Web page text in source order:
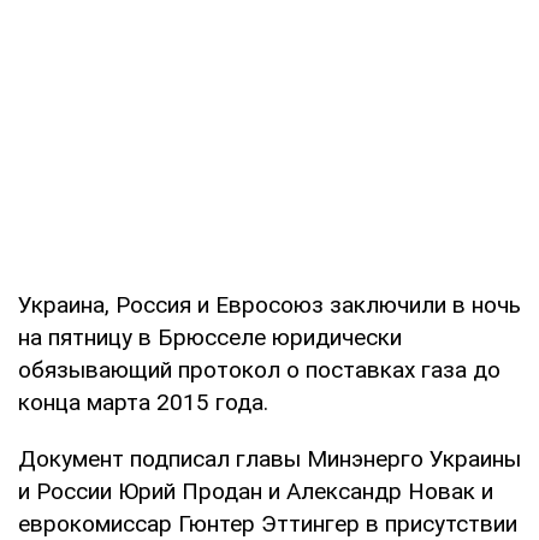
Украина, Россия и Евросоюз заключили в ночь
на пятницу в Брюсселе юридически
обязывающий протокол о поставках газа до
конца марта 2015 года.
Документ подписал главы Минэнерго Украины
и России Юрий Продан и Александр Новак и
еврокомиссар Гюнтер Эттингер в присутствии